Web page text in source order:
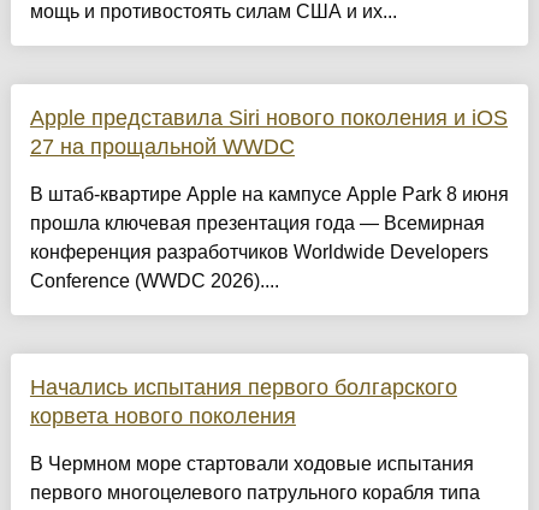
мощь и противостоять силам США и их...
Apple представила Siri нового поколения и iOS
27 на прощальной WWDC
В штаб-квартире Apple на кампусе Apple Park 8 июня
прошла ключевая презентация года — Всемирная
конференция разработчиков Worldwide Developers
Conference (WWDC 2026)....
Начались испытания первого болгарского
корвета нового поколения
В Чермном море стартовали ходовые испытания
первого многоцелевого патрульного корабля типа